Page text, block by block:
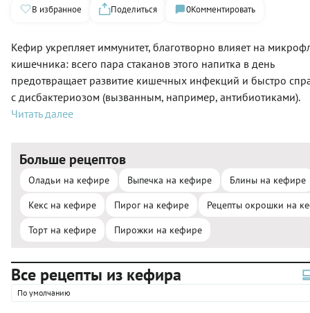
В избранное Поделиться 0Комментировать
Кефир укрепляет иммунитет, благотворно влияет на
кишечника: всего пара стаканов этого напитка в день
предотвращает развитие кишечных инфекций и быстро
с дисбактериозом (вызванным, например, антибиотиками).
Читать далее
Больше рецептов
Оладьи на кефире Выпечка на кефире
Блины на кефире
Кекс на кефире
Пирог на кефире
Рецепты окрошки на
Торт на кефире
Пирожки на кефире
Все рецепты из кефира
По умолчанию